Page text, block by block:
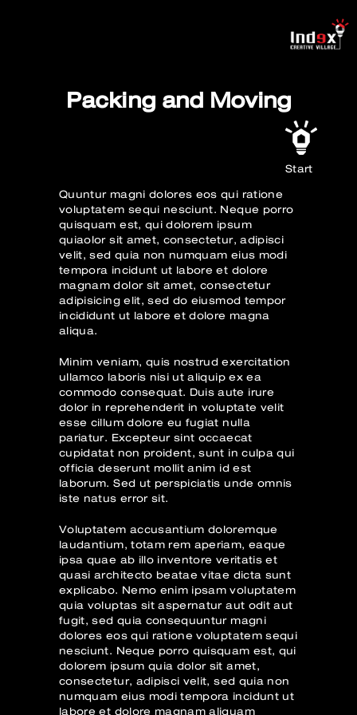
Packing and Moving
Start
Quuntur magni dolores eos qui ratione
voluptatem sequi nesciunt. Neque porro
quisquam est, qui dolorem ipsum
quiaolor sit amet, consectetur, adipisci
velit, sed quia non numquam eius modi
tempora incidunt ut labore et dolore
magnam dolor sit amet, consectetur
adipisicing elit, sed do eiusmod tempor
incididunt ut labore et dolore magna
aliqua.
Minim veniam, quis nostrud exercitation
ullamco laboris nisi ut aliquip ex ea
commodo consequat. Duis aute irure
dolor in reprehenderit in voluptate velit
esse cillum dolore eu fugiat nulla
pariatur. Excepteur sint occaecat
cupidatat non proident, sunt in culpa qui
officia deserunt mollit anim id est
laborum. Sed ut perspiciatis unde omnis
iste natus error sit.
Voluptatem accusantium doloremque
laudantium, totam rem aperiam, eaque
ipsa quae ab illo inventore veritatis et
quasi architecto beatae vitae dicta sunt
explicabo. Nemo enim ipsam voluptatem
quia voluptas sit aspernatur aut odit aut
fugit, sed quia consequuntur magni
dolores eos qui ratione voluptatem sequi
nesciunt. Neque porro quisquam est, qui
dolorem ipsum quia dolor sit amet,
consectetur, adipisci velit, sed quia non
numquam eius modi tempora incidunt ut